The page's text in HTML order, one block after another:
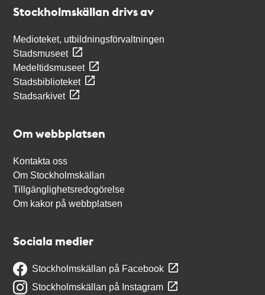
Stockholmskällan drivs av
Medioteket, utbildningsförvaltningen
Stadsmuseet
Medeltidsmuseet
Stadsbiblioteket
Stadsarkivet
Om webbplatsen
Kontakta oss
Om Stockholmskällan
Tillgänglighetsredogörelse
Om kakor på webbplatsen
Sociala medier
Stockholmskällan på Facebook
Stockholmskällan på Instagram